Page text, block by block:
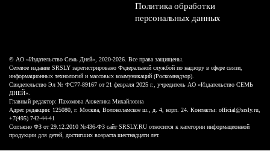
Политика обработки
персональных данных
© АО «Издательство Семь Дней», 2020-2026. Все права защищены.
Сетевое издание SRSLY зарегистрировано Федеральной службой по надзору в сфере связи,
информационных технологий и массовых коммуникаций (Роскомнадзор).
Свидетельство Эл № ФС77-89167 от 21 февраля 2025 г., учредитель АО «Издательство СЕМЬ
ДНЕЙ».
Главный редактор: Пахомова Анжелика Михайловна
Адрес редакции: 125080, г. Москва, Волоколамское ш., д. 4, корп. 24. Контакты: official@srsly.ru,
+7(495) 742-44-41
Согласно ФЗ от 29.12.2010 №436-ФЗ сайт SRSLY.RU относится к категории информационной
продукции для детей, достигших возраста шестнадцати лет.